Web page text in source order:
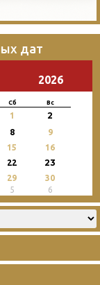
дат
2026
Сб Вс
1 2
8
9
15
16
22 23
29
30
5 6